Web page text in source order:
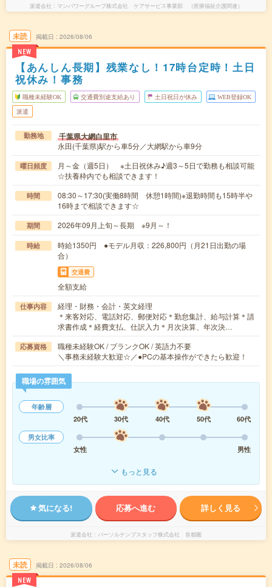
派遣会社 マンパワーグループ株式会社 ケアサービス事業部 （医療福祉介護関連）
未読
NEW
掲載日 2026/08/06
【あんしん長期】残業なし！17時台定時！土日
祝休み！事務
職種未経験OK 交通費別途支給あり 土日祝日が休み WEB登録OK
派遣
勤務地 千葉県大網白里市
永田(千葉県)駅から車5分／大網駅から車9分
曜日頻度
月～金（週5日） ※土日祝休み♪週3～5日で勤務も相談可能
☆扶養枠内でも相談できます！
時間
08:30～17:30(実働8時間 休憩1時間)※退勤時間も15時半や
16時まで相談できます☆
期間 2026年09月上旬～長期 ※9月～！
時給
時給1350円 ●モデル月収：226,800円（月21日出勤の場
合）
交通費
全額支給
仕事内容
経理・財務・会計・英文経理
＊来客対応、電話対応、郵便対応＊勤怠集計、給与計算＊請
求書作成＊経費支払、仕訳入力＊月次決算、年次決…
応募資格
職種未経験OK / ブランクOK / 英語力不要
＼事務未経験大歓迎☆／●PCの基本操作ができたら歓迎！
職場の雰囲気
年齢層
20代
30代 40代 50代
60代
男女比率
女性
男性
もっと見る
気になる! 応募へ進む 詳しく見る
派遣会社 パーソルテンプスタッフ株式会社 首都圏
未読
NEW
掲載日 2026/08/06